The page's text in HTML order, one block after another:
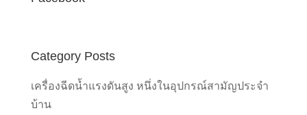
Category Posts
เครื่องฉีดน้ำแรงดันสูง หนึ่งในอุปกรณ์สามัญประจำ
บ้าน